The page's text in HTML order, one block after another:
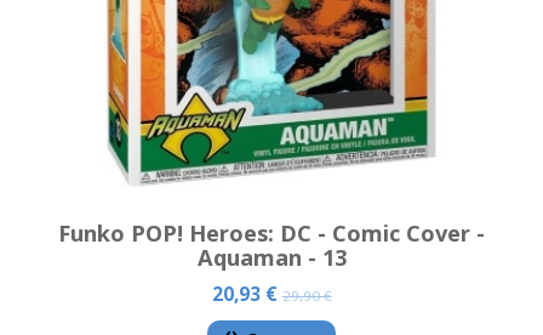
Funko POP! Heroes: DC - Comic Cover -
Aquaman - 13
20,93 €29,90 €